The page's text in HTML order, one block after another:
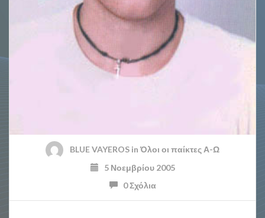
BLUE VAYEROS in Όλοι οι παίκτες Α-Ω
5 Νοεμβρίου 2005
0 Σχόλια